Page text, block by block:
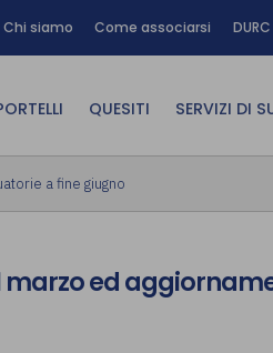
Chi siamo Come associarsi
diretta)
learning)
QUESITI SERVIZI DI
Area
Area
a fine giugno
marzo ed